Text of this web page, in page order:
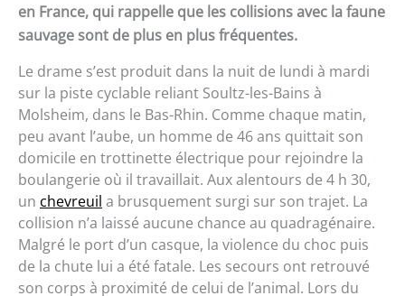
en France, qui rappelle que les collisions avec la faune
sauvage sont de plus en plus fréquentes.
Le drame s’est produit dans la nuit de lundi à mardi
sur la piste cyclable reliant Soultz-les-Bains à
Molsheim, dans le Bas-Rhin. Comme chaque matin,
peu avant l’aube, un homme de 46 ans quittait son
domicile en trottinette électrique pour rejoindre la
boulangerie où il travaillait. Aux alentours de 4 h 30,
un chevreuil a brusquement surgi sur son trajet. La
collision n’a laissé aucune chance au quadragénaire.
Malgré le port d’un casque, la violence du choc puis
de la chute lui a été fatale. Les secours ont retrouvé
son corps à proximité de celui de l’animal. Lors du